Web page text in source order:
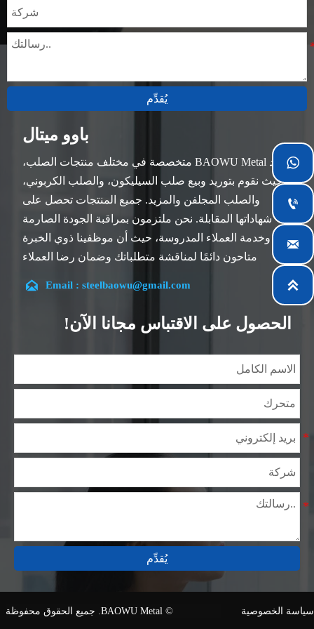
يُقدِّم
باوو ميتال
تعد BAOWU Metal متخصصة في مختلف منتجات الصلب،
حيث نقوم بتوريد وبيع صلب السيليكون، والصلب الكربوني،
والصلب المجلفن والمزيد. جميع المنتجات تحصل على
شهاداتها المقابلة. نحن ملتزمون بمراقبة الجودة الصارمة
وخدمة العملاء المدروسة، حيث أن موظفينا ذوي الخبرة
متاحون دائمًا لمناقشة متطلباتك وضمان رضا العملاء
تقع شركتنا في مدينة ووشي، بمقاطعة جيانغسو، والتي تعد
أكبر مركز لمعالجة الصلب في الصين. يتمتع فريقنا بتخصص
في الصناعة لأكثر من 14 عامًا مع خبرة غنية في مختلف
يمكننا التصميم والتخصيص وفقًا لمتطلباتك الفريدة، ونضمن
تدريجياً ولدينا الآن خمس مستودعات توزيع مبنية لهذا الغرض
ومرافق متخصصة لمعالجة الصلب تقدم خدمات لصناعات
 Email : steelbaowu@gmail.com
الحصول على الاقتباس مجانا الآن!
يُقدِّم
© BAOWU Metal. جميع الحقوق محفوظة سياسة الخصوصية



